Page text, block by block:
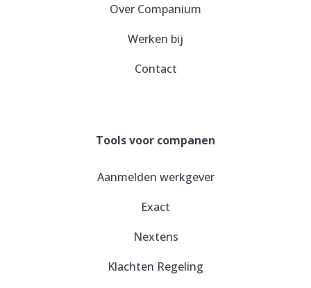
Over Companium
Werken bij
Contact
Tools voor companen
Aanmelden werkgever
Exact
Nextens
Klachten Regeling